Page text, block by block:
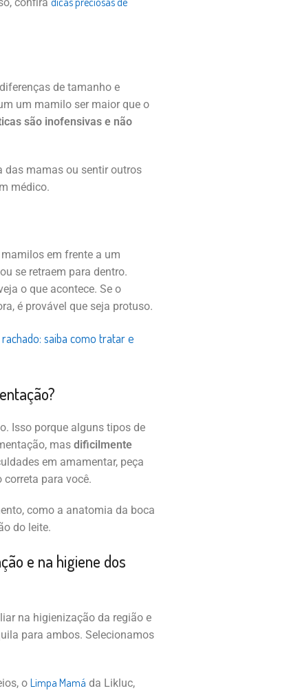
confira
de tamanho e
um mamilo ser maior que o
são inofensivas e não
das mamas ou sentir outros
médico.
em frente a um
se retraem para dentro.
o que acontece. Se o
é provável que seja protuso.
saiba como tratar e
Isso porque alguns tipos de
mas dificilmente
em amamentar, peça
para você.
como a anatomia da boca
do leite.
e na higiene dos
na higienização da região e
para ambos. Selecionamos
o Limpa Mamá da Likluc,